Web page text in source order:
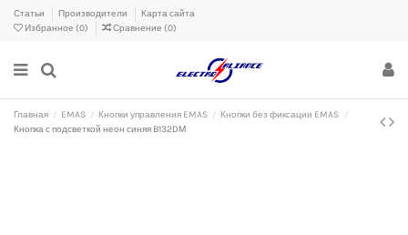
Статьи Производители
Карта сайта
Избранное (0) Сравнение (0)
Главная EMAS Кнопки управления EMAS
Кнопки без фиксации EMAS
Кнопка с подсветкой неон синяя B132DМ